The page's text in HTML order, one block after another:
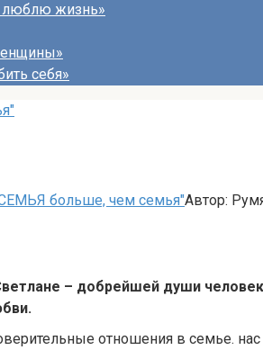
люблю жизнь»
себя»
больше, чем семья"Автор:
– добрейшей души
отношения в семье. нас